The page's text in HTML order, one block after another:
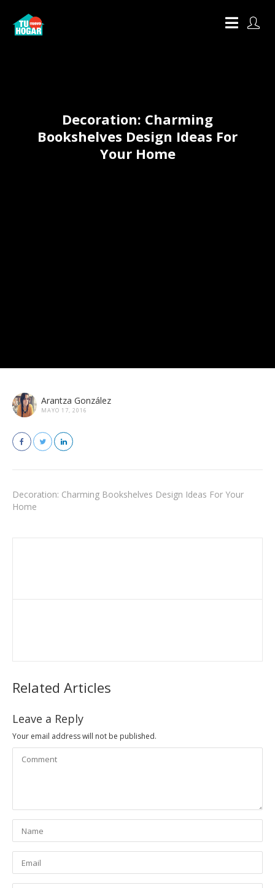
Decoration: Charming
Bookshelves Design Ideas For
Your Home
Arantza González
MAYO 17, 2016
Decoration: Charming Bookshelves Design Ideas For Your
Home
Related Articles
Leave a Reply
Your email address will not be published.